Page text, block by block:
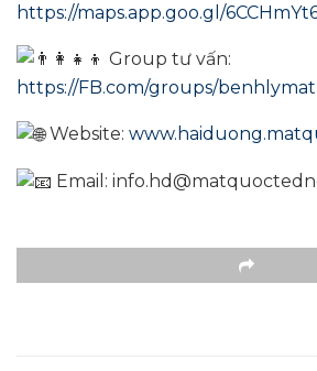
https://maps.app.goo.gl/
Group tư vấn:
https://FB.com/groups/benhlymat
Website:
Email: